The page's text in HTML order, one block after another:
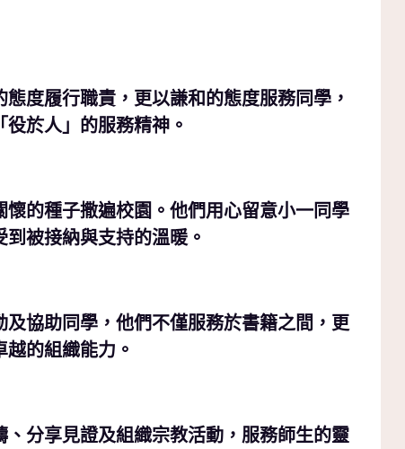
度履行職責，更以謙和的態度服務同學，
於人」的服務精神。
的種子撒遍校園。他們用心留意小一同學
被接納與支持的溫暖。
協助同學，他們不僅服務於書籍之間，更
的組織能力。
分享見證及組織宗教活動，服務師生的靈